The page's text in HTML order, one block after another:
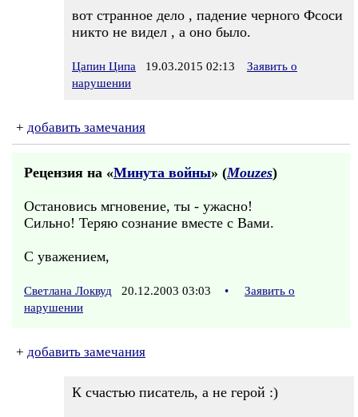
вот странное дело , падение черного Фсоси
никто не видел , а оно было.
Цапин Ципа 19.03.2015 02:13
Заявить о
нарушении
+ добавить замечания
Рецензия на «Минута войны» (Mouzes)
Остановись мгновение, ты - ужасно!
Сильно! Теряю сознание вместе с Вами.
С уважением,
Светлана Локвуд 20.12.2003 03:03 •
Заявить о
нарушении
+ добавить замечания
К счастью писатель, а не герой :)